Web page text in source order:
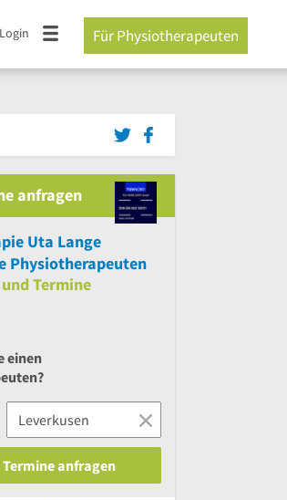
Login Für Physiotherapeuten
anfragen
Uta Lange
Physiotherapeuten
undTermine
einen
anfragen